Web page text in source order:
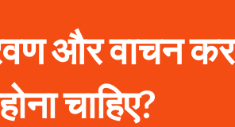
और वाचन
चाहिए?